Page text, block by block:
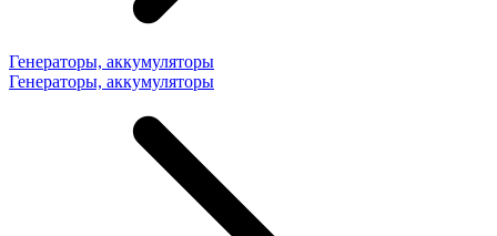
Генераторы, аккумуляторы
Генераторы, аккумуляторы